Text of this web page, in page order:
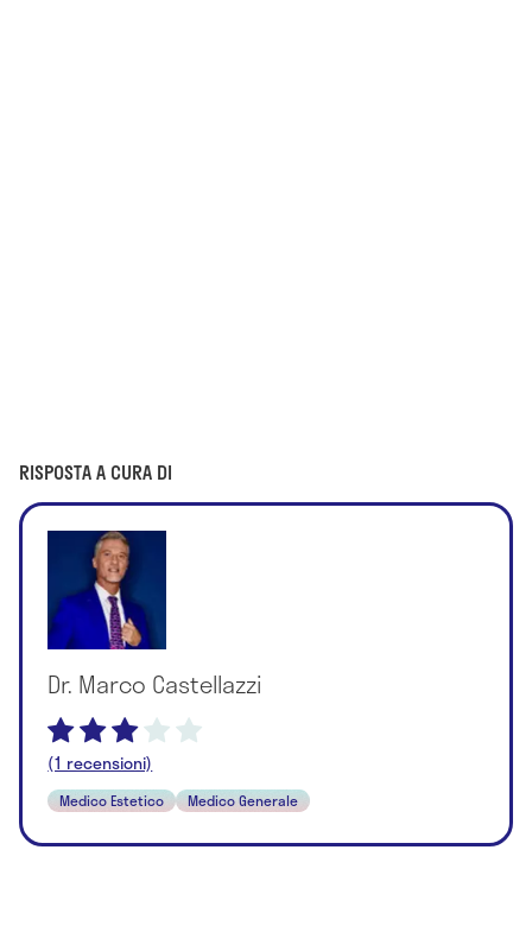
RISPOSTA A CURA DI
Dr. Marco Castellazzi
(1 recensioni)
Medico Estetico Medico Generale